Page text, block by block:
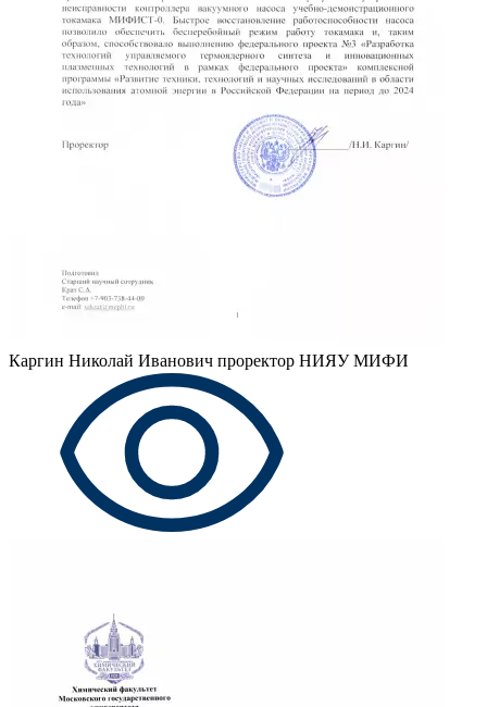
Каргин Николай Иванович проректор НИЯУ МИФИ